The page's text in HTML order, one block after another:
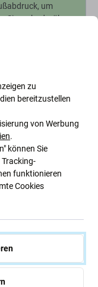
um
Sie mehr darüber,
über Rabatte und
Abonnieren
zu
bereitzustellen
von Werbung
.
können Sie
funktionieren
Cookies